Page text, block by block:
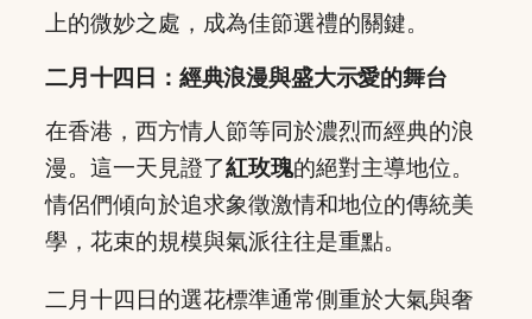
上的微妙之處，成為佳節選禮的關鍵。
二月十四日：經典浪漫與盛大示愛的舞台
在香港，西方情人節等同於濃烈而經典的浪
漫。這一天見證了紅玫瑰的絕對主導地位。
情侶們傾向於追求象徵激情和地位的傳統美
學，花束的規模與氣派往往是重點。
二月十四日的選花標準通常側重於大氣與奢